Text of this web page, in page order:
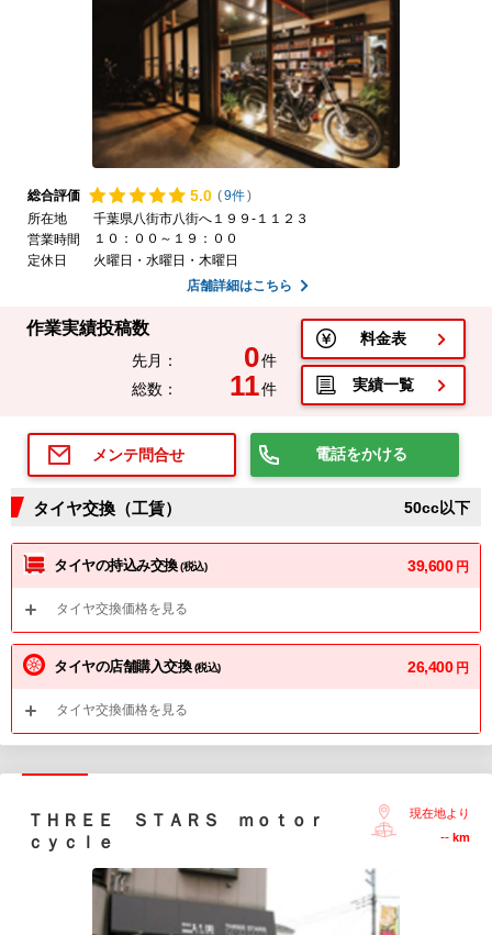
総合評価 5.0 (9件)
所在地
千葉県八街市八街へ１９９-１１２３
営業時間
１０：００～１９：００
定休日
火曜日・水曜日・木曜日
店舗詳細はこちら
作業実績投稿数
先月： 0件
総数：
11件
料金表
実績一覧
メンテ問合せ 電話をかける
タイヤ交換（工賃） 50cc以下
タイヤの持込み交換(税込) 39,600 円
タイヤ交換価格を見る
タイヤの店舗購入交換(税込) 26,400 円
タイヤ交換価格を見る
ＴＨＲＥＥ ＳＴＡＲＳ ｍｏｔｏｒ
ｃｙｃｌｅ
現在地より
-- km